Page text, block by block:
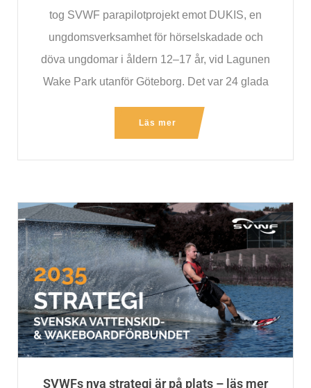
tog SVWF parapilotprojekt emot DUKIS, en
ungdomsverksamhet för hörselskadade och
döva ungdomar i åldern 12–17 år, vid Lagunen
Wake Park utanför Göteborg. Det var 24 glada
Läs mer
SVWFs nya strategi är på plats – läs mer